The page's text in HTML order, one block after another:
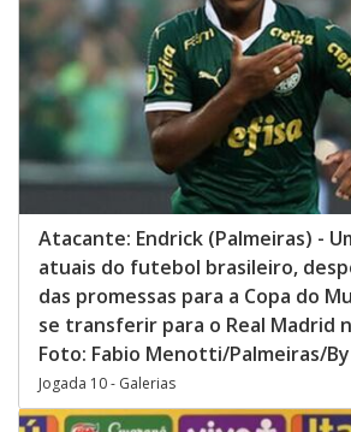
Atacante: Endrick (Palmeiras) -
atuais do futebol brasileiro,
das promessas para a Copa do
se transferir para o Real Madrid
Foto: Fabio Menotti/Palmeiras/
Jogada 10 - Galerias